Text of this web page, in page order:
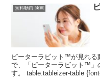
無料動画 映画
ピーターラビット™が見れる
で、「ピーターラビット™」
す。 table.tableizer-table